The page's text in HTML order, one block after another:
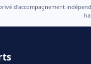
d'accompagnement